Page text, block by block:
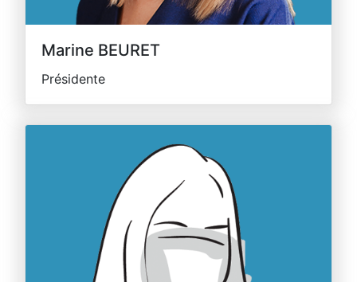
Marine BEURET
Présidente